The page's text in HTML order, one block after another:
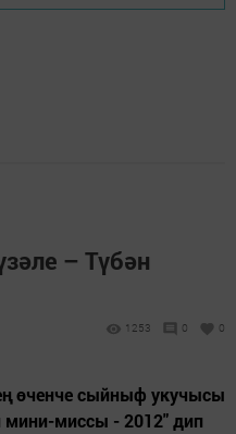
– Түбән
1253 0 0
өченче сыйныф укучысы
мини-миссы - 2012" дип